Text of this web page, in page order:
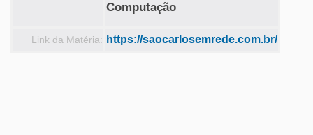
Computação
Link da Matéria: https://saocarlosemrede.com.br/